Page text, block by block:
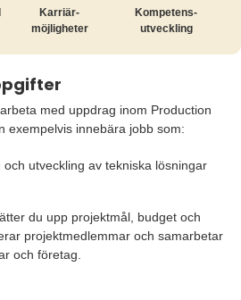
Karriär­
möjligheter
Kompetens­
utveckling
med uppdrag inom Production
exempelvis innebära jobb som:
och utveckling av tekniska lösningar
du upp projektmål, budget och
projektmedlemmar och samarbetar
och företag.